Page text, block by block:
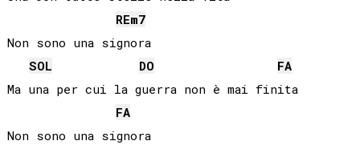
REm7
Non sono una signora
SOL
DO
FA
Ma una per cui la guerra non è mai finita
FA
Non sono una signora